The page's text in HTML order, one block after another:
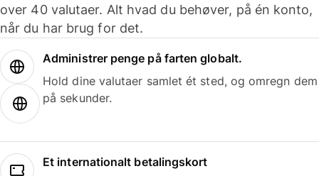
over 40 valutaer. Alt hvad du behøver, på én konto,
når du har brug for det.
Administrer penge på farten globalt.
Hold dine valutaer samlet ét sted, og omregn dem
på sekunder.
Et internationalt betalingskort